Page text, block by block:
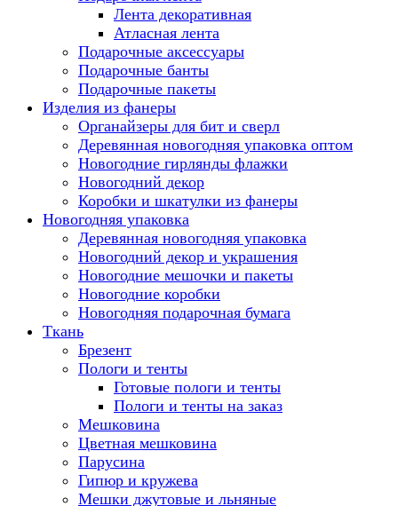
Лента декоративная
Атласная лента
Подарочные аксессуары
Подарочные банты
Подарочные пакеты
Изделия из фанеры
Органайзеры для бит и сверл
Деревянная новогодняя упаковка оптом
Новогодние гирлянды флажки
Новогодний декор
Коробки и шкатулки из фанеры
Новогодняя упаковка
Деревянная новогодняя упаковка
Новогодний декор и украшения
Новогодние мешочки и пакеты
Новогодние коробки
Новогодняя подарочная бумага
Ткань
Брезент
Пологи и тенты
Готовые пологи и тенты
Пологи и тенты на заказ
Мешковина
Цветная мешковина
Парусина
Гипюр и кружева
Мешки джутовые и льняные